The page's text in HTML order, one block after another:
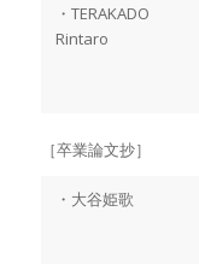
・TERAKADO
Rintaro
［卒業論文抄］
・大谷姫歌